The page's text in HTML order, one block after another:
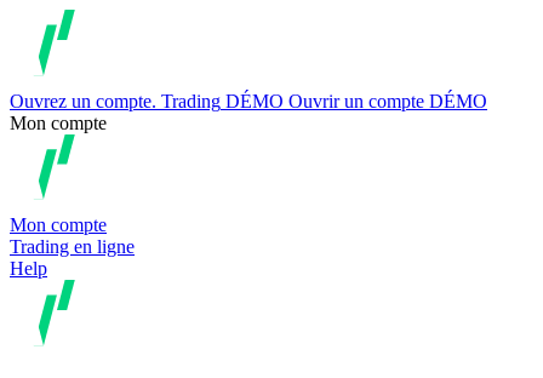
Ouvrez un compte. Trading DÉMO Ouvrir un compte DÉMO
Mon compte
Mon compte
Trading en ligne
Help